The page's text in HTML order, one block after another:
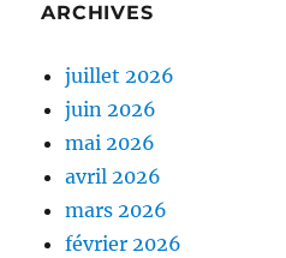
ARCHIVES
juillet 2026
juin 2026
mai 2026
avril 2026
mars 2026
février 2026